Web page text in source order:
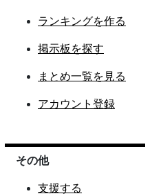
ランキングを作る
掲示板を探す
まとめ一覧を見る
アカウント登録
その他
支援する